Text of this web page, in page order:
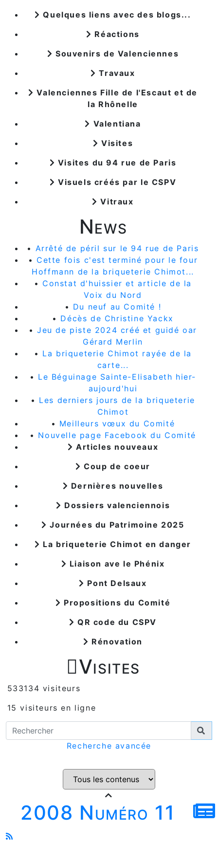
Quelques liens avec des blogs...
Réactions
Souvenirs de Valenciennes
Travaux
Valenciennes Fille de l'Escaut et de
la Rhônelle
Valentiana
Visites
Visites du 94 rue de Paris
Visuels créés par le CSPV
Vitraux
News
• Arrêté de péril sur le 94 rue de Paris
• Cette fois c'est terminé pour le four
Hoffmann de la briqueterie Chimot...
• Constat d'huissier et article de la
Voix du Nord
• Du neuf au Comité !
• Décès de Christine Yackx
•Jeu de piste 2024 créé et guidé oar
Gérard Merlin
• La briqueterie Chimot rayée de la
carte...
• Le Béguinage Sainte-Elisabeth hier-
aujourd'hui
• Les derniers jours de la briqueterie
Chimot
• Meilleurs vœux du Comité
• Nouvelle page Facebook du Comité
Articles nouveaux
Coup de coeur
Dernières nouvelles
Dossiers valenciennois
Journées du Patrimoine 2025
La briqueterie Chimot en danger
Liaison ave le Phénix
Pont Delsaux
Propositions du Comité
QR code du CSPV
Rénovation
Visites
533134 visiteurs
15 visiteurs en ligne
Recherche avancée
2008 Numéro 11